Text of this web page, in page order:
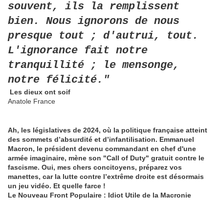
souvent, ils la remplissent
bien. Nous ignorons de nous
presque tout ; d'autrui, tout.
L'ignorance fait notre
tranquillité ; le mensonge,
notre félicité."
Les dieux ont soif
Anatole France
Ah, les législatives de 2024, où la politique française atteint
des sommets d’absurdité et d’infantilisation. Emmanuel
Macron, le président devenu commandant en chef d'une
armée imaginaire, mène son "Call of Duty" gratuit contre le
fascisme. Oui, mes chers concitoyens, préparez vos
manettes, car la lutte contre l’extrême droite est désormais
un jeu vidéo. Et quelle farce !
Le Nouveau Front Populaire : Idiot Utile de la Macronie